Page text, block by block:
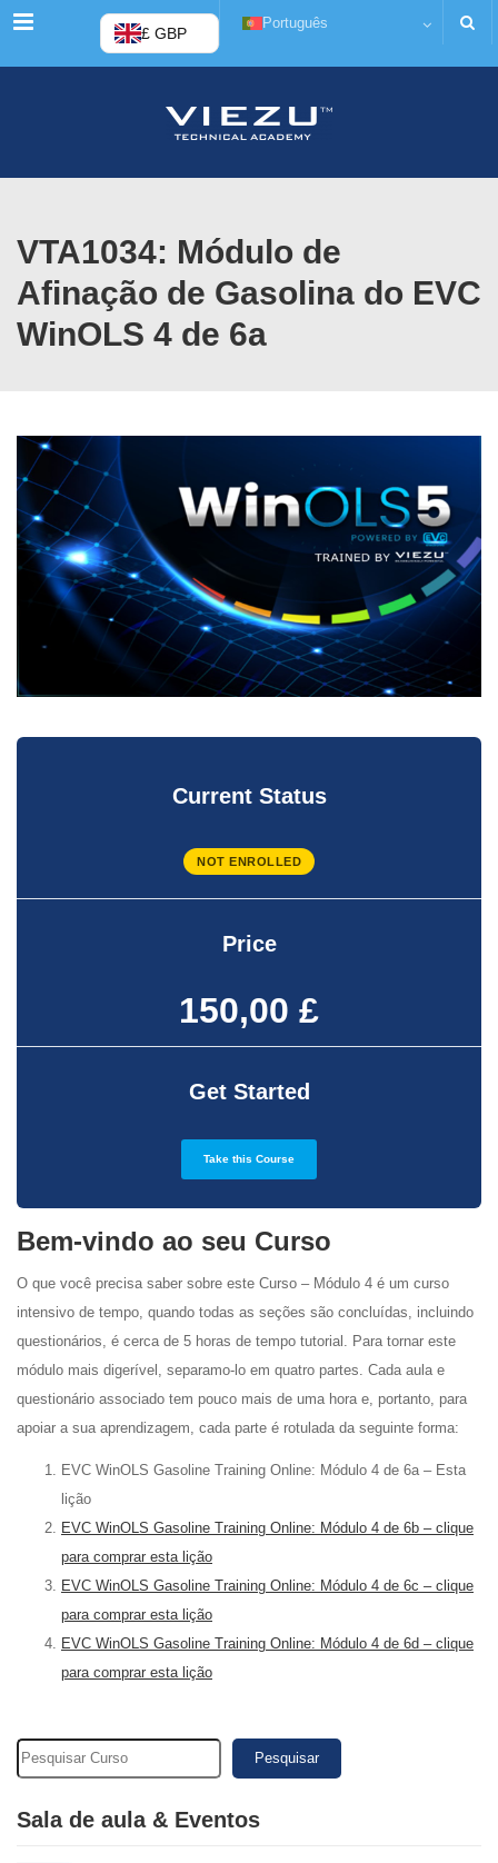
Cardápio £ GBP
Português
VTA1034: Módulo de
Afinação de Gasolina do EVC
WinOLS 4 de 6a
Current Status
NOT ENROLLED
Price
150,00 £
Get Started
Take this Course
Bem-vindo ao seu Curso
O que você precisa saber sobre este Curso – Módulo 4 é um curso
intensivo de tempo, quando todas as seções são concluídas, incluindo
questionários, é cerca de 5 horas de tempo tutorial. Para tornar este
módulo mais digerível, separamo-lo em quatro partes. Cada aula e
questionário associado tem pouco mais de uma hora e, portanto, para
apoiar a sua aprendizagem, cada parte é rotulada da seguinte forma:
EVC WinOLS Gasoline Training Online: Módulo 4 de 6a – Esta
lição
EVC WinOLS Gasoline Training Online: Módulo 4 de 6b – clique
para comprar esta lição
EVC WinOLS Gasoline Training Online: Módulo 4 de 6c – clique
para comprar esta lição
EVC WinOLS Gasoline Training Online: Módulo 4 de 6d – clique
para comprar esta lição
Pesquisar
Sala de aula & Eventos